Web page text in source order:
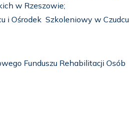
w Rzeszowie;
i Ośrodek Szkoleniowy w Czudcu
Funduszu Rehabilitacji Osób